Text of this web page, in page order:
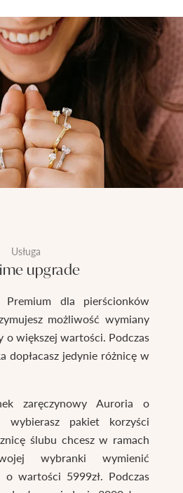
Usługa
upgrade
dla pierścionków
możliwość wymiany
o większej wartości. Podczas
dopłacasz jedynie różnicę w
zaręczynowy Auroria o
pakiet korzyści
ślubu chcesz w ramach
wybranki wymienić
wartości 5999zł. Podczas